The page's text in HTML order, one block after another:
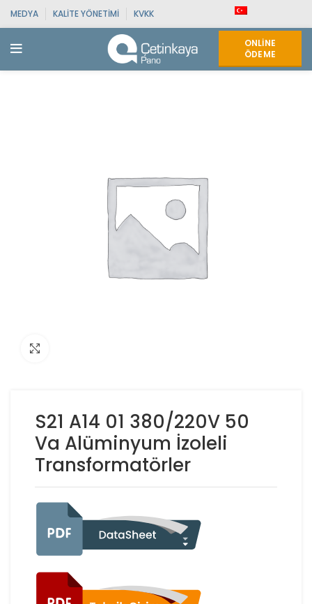
MEDYA KALITE YÖNETIMI KVKK
ONLINE
ÖDEME
S21 A14 01 380/220V 50
Va Alüminyum İzoleli
Transformatörler